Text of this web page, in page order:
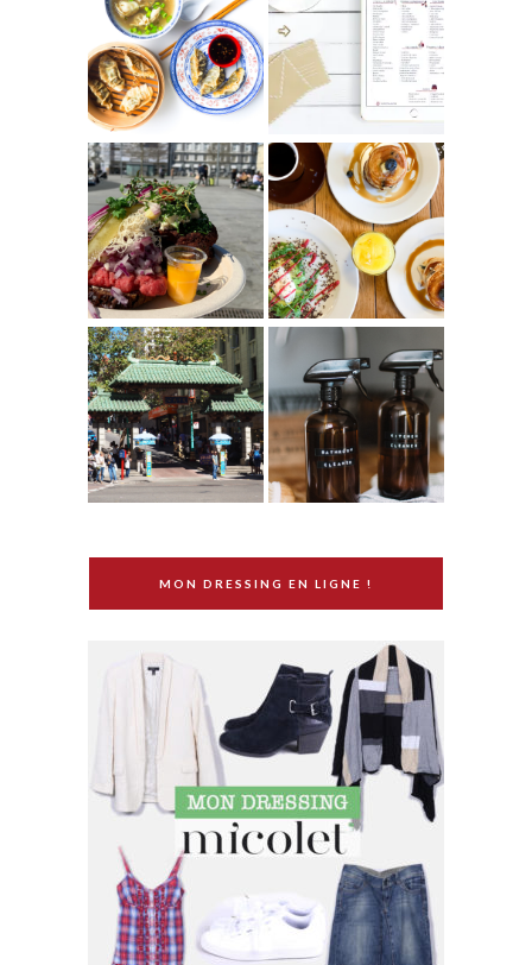
MON DRESSING EN LIGNE !